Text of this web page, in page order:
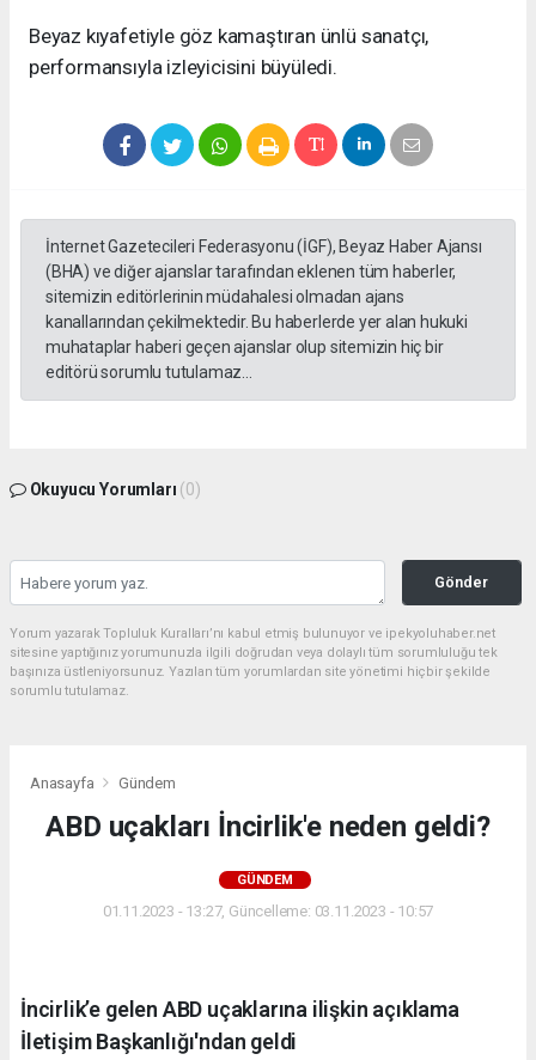
Beyaz kıyafetiyle göz kamaştıran ünlü sanatçı,
performansıyla izleyicisini büyüledi.
İnternet Gazetecileri Federasyonu (İGF), Beyaz Haber Ajansı
(BHA) ve diğer ajanslar tarafından eklenen tüm haberler,
sitemizin editörlerinin müdahalesi olmadan ajans
kanallarından çekilmektedir. Bu haberlerde yer alan hukuki
muhataplar haberi geçen ajanslar olup sitemizin hiç bir
editörü sorumlu tutulamaz...
Okuyucu Yorumları (0)
Gönder
Yorum yazarak Topluluk Kuralları’nı kabul etmiş bulunuyor ve ipekyoluhaber.net
sitesine yaptığınız yorumunuzla ilgili doğrudan veya dolaylı tüm sorumluluğu tek
başınıza üstleniyorsunuz. Yazılan tüm yorumlardan site yönetimi hiçbir şekilde
sorumlu tutulamaz.
Anasayfa Gündem
ABD uçakları İncirlik'e neden geldi?
GÜNDEM
01.11.2023 - 13:27, Güncelleme: 03.11.2023 - 10:57
İncirlik’e gelen ABD uçaklarına ilişkin açıklama
İletişim Başkanlığı'ndan geldi